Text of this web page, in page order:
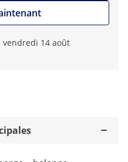
vendredi 14 août